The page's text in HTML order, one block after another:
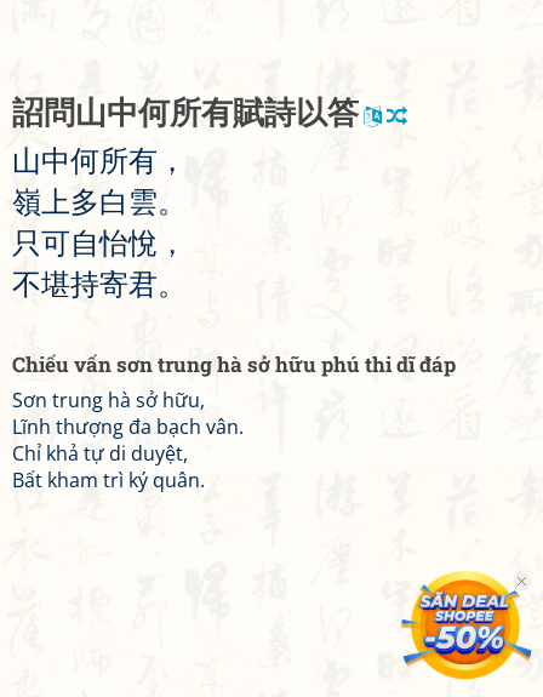
詔問山中何所有賦詩以答
山中何所有 ，
嶺 上多白雲。
只可自怡悅 ，
不堪持寄君。
Chiếu vấn sơn trung hà sở hữu phú thi dĩ đáp
Sơn trung hà sở hữu,
Lĩnh thượng đa bạch vân.
Chỉ khả tự di duyệt,
Bất kham trì ký quân.